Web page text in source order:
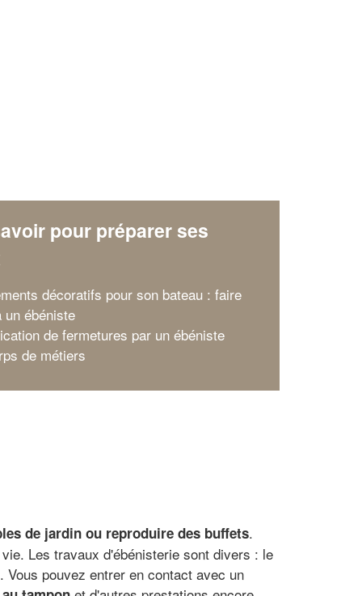
pour préparer ses
décoratifs pour son bateau : faire
un ébéniste
de fermetures par un ébéniste
de métiers
de jardin ou reproduire des buffets.
Les travaux d'ébénisterie sont divers : le
pouvez entrer en contact avec un
vosmargestout en gagnant de